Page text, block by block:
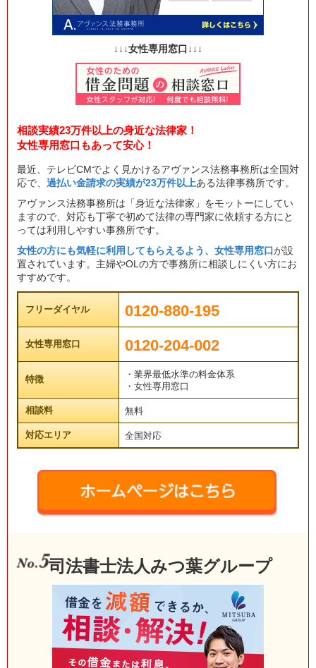
↓↓↓女性専用窓口↓↓↓
相談実績23万件以上の身近な法律家！
女性専用窓口もあって安心！
最近、テレビCMでよく見かけるアヴァンス法務事務所は全国対
応で、 過払い金請求の実績が23万件以上ある法律事務所です。
アヴァンス法務事務所は「身近な法律家」をモットーにしてい
ますので、対応も丁寧で初めて法律の専門家に依頼する方にと
っては利用しやすい事務所です。
女性の方にも気軽に利用してもらえるよう、女性専用窓口が設
置されています。主婦やOLの方で事務所に相談しにくい方にお
すすめです。
フリーダイヤル 0120-880-195
女性専用窓口 0120-204-002
特徴
・業界最低水準の料金体系
・女性専用窓口
相談料 無料
対応エリア 全国対応
司法書士法人みつ葉グループ